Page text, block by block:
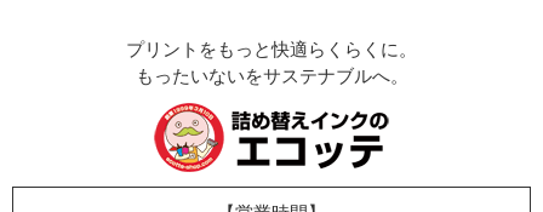
プリントをもっと快適らくらくに。
もったいないをサステナブルへ。